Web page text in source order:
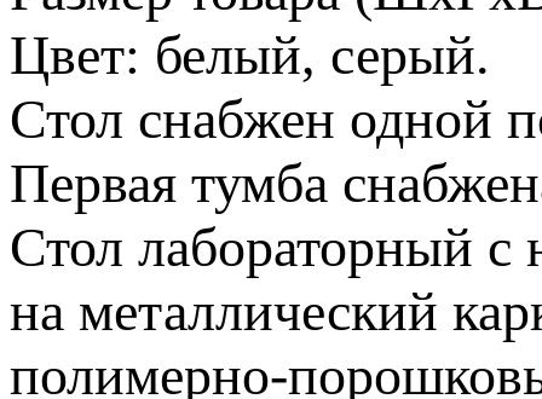
Цвет: белый, серый.
Стол снабжен одной
Первая тумба
Стол лабораторный
на металлический
полимерно-